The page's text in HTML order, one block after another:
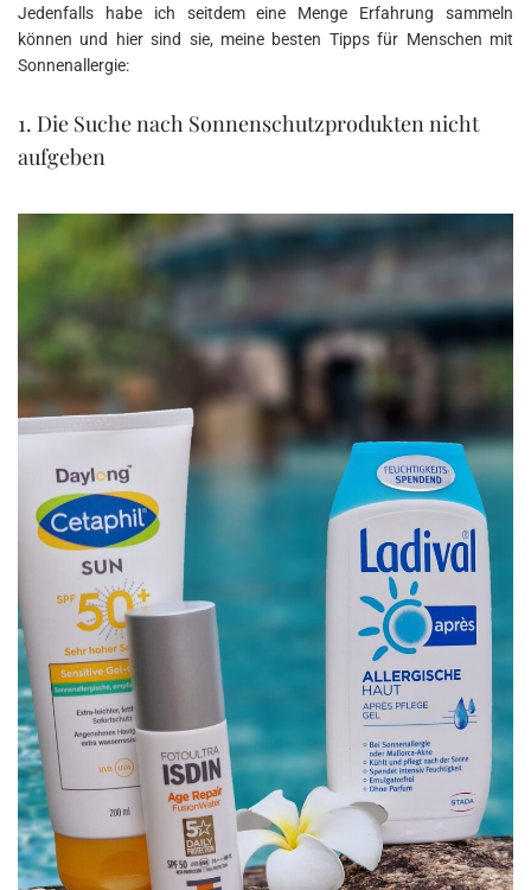
Jedenfalls habe ich seitdem eine Menge Erfahrung sammeln
können und hier sind sie, meine besten Tipps für Menschen mit
Sonnenallergie:
1. Die Suche nach Sonnenschutzprodukten nicht
aufgeben